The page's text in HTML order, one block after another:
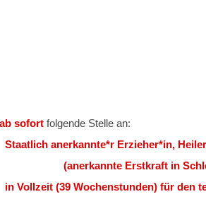
ab sofort folgende Stelle an:
Staatlich anerkannte*r Erzieher*in,
(anerkannte Erstkraft in
in Vollzeit (39 Wochenstunden) für den